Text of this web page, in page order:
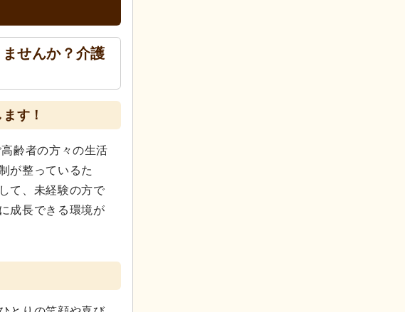
せんか？介護
す！
齢者の方々の生活
が整っているた
て、未経験の方で
成長できる環境が